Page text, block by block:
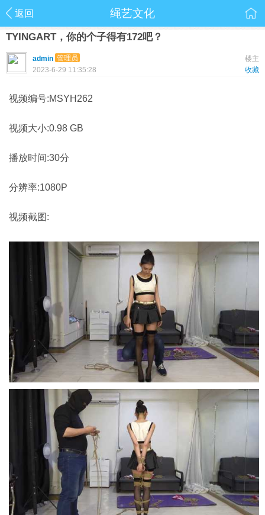
返回 绳艺文化
TYINGART，你的个子得有172吧？
楼主
admin 管理员
收藏
2023-6-29 11:35:28
视频编号:MSYH262
视频大小:0.98 GB
播放时间:30分
分辨率:1080P
视频截图: